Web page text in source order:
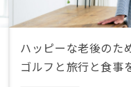
ハッピーな老後のた
ゴルフと旅行と食事